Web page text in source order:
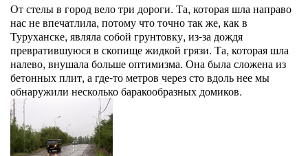
От стелы в город вело три дороги. Та, которая шла направо
нас не впечатлила, потому что точно так же, как в
Туруханске, являла собой грунтовку, из-за дождя
превратившуюся в скопище жидкой грязи. Та, которая шла
налево, внушала больше оптимизма. Она была сложена из
бетонных плит, а где-то метров через сто вдоль нее мы
обнаружили несколько баракообразных домиков.